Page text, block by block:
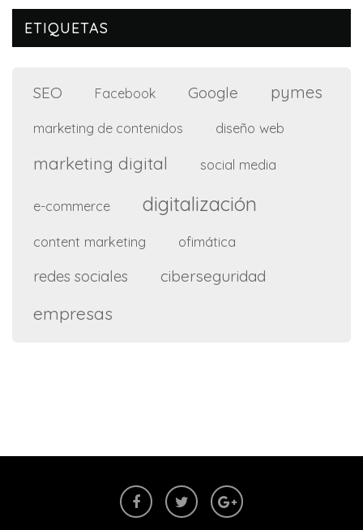
ETIQUETAS
SEO Facebook Google pymes
marketing de contenidos diseño web
marketing digital social media
e-commerce digitalización
content marketing ofimática
redes sociales ciberseguridad
empresas